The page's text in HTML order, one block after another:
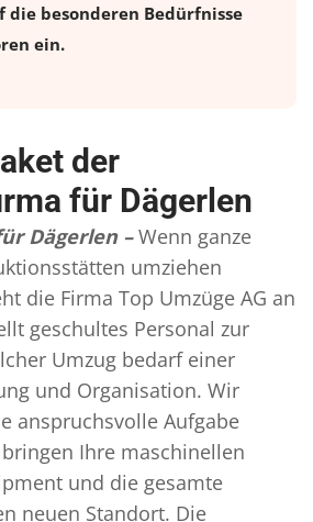
die besonderen Bedürfnisse
ein.
der
für Dägerlen
Dägerlen – Wenn ganze
umziehen
die Firma Top Umzüge AG an
geschultes Personal zur
Umzug bedarf einer
und Organisation. Wir
anspruchsvolle Aufgabe
Ihre maschinellen
und die gesamte
neuen Standort. Die